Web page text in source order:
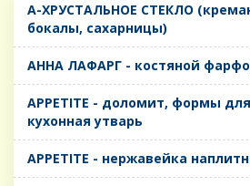
A-ХРУСТАЛЬНОЕ СТЕКЛО
бокалы, сахарницы)
AHHA ЛАФАРГ - костяной
APPETITE - доломит, формы
кухонная утварь
APPETITE - нержавейка